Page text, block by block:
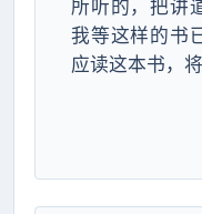
所听的，把讲
我等这样的书
应读这本书，